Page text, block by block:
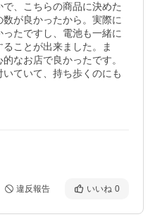
、こちらの商品に決めた
が良かったから。実際に
たですし、電池も一緒に
ことが出来ました。ま
なお店で良かったです。
ていて、持ち歩くのにも
違反報告 いいね 0